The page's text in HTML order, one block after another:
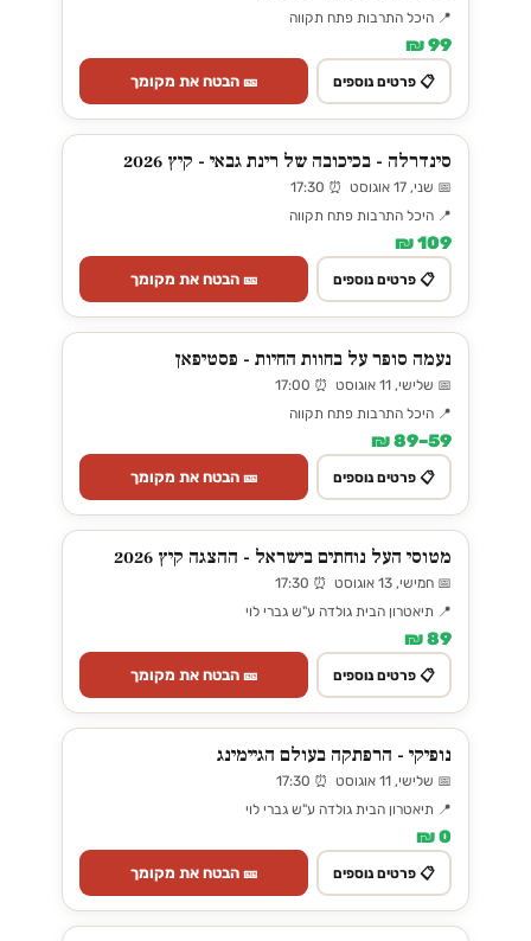
📍 היכל התרבות פתח תקווה
99 ₪
📋 פרטים נוספים 🎫 הבטח את מקומך
סינדרלה - בכיכובה של רינת גבאי - קיץ 2026
📅 שני, 17 אוגוסט ⏰ 17:30
📍 היכל התרבות פתח תקווה
109 ₪
📋 פרטים נוספים 🎫 הבטח את מקומך
נעמה סופר על בחוות החיות - פסטיפאן
📅 שלישי, 11 אוגוסט ⏰ 17:00
📍 היכל התרבות פתח תקווה
59–89 ₪
📋 פרטים נוספים 🎫 הבטח את מקומך
מטוסי העל נוחתים בישראל - ההצגה קיץ 2026
📅 חמישי, 13 אוגוסט ⏰ 17:30
📍 תיאטרון הבית גולדה ע"ש גברי לוי
89 ₪
📋 פרטים נוספים 🎫 הבטח את מקומך
נופיקי - הרפתקה בעולם הגיימינג
📅 שלישי, 11 אוגוסט ⏰ 17:30
📍 תיאטרון הבית גולדה ע"ש גברי לוי
0 ₪
📋 פרטים נוספים 🎫 הבטח את מקומך